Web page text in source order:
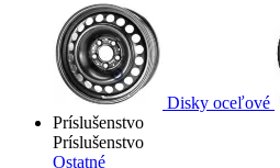
Disky oceľové
Príslušenstvo
Príslušenstvo
Ostatné